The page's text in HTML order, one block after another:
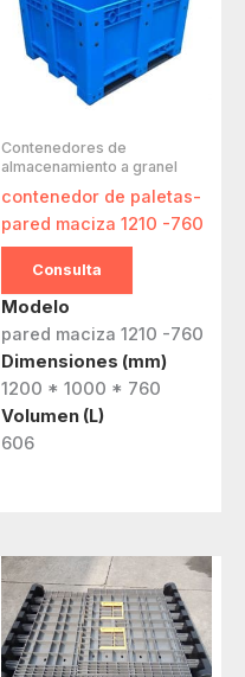
Contenedores de
almacenamiento a granel
contenedor de paletas-
pared maciza 1210 -760
Consulta
Modelo
pared maciza 1210 -760
Dimensiones (mm)
1200 * 1000 * 760
Volumen (L)
606